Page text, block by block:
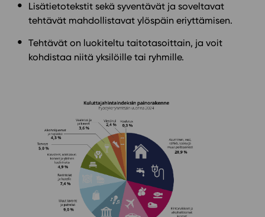
Lisätietotekstit sekä syventävät ja soveltavat
tehtävät mahdollistavat ylöspäin eriyttämisen.
Tehtävät on luokiteltu taitotasoittain, ja voit
kohdistaa niitä yksilöille tai ryhmille.